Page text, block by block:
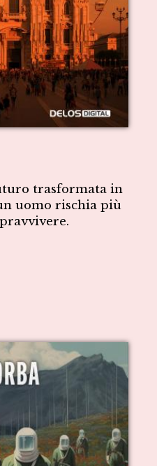
trasformata in
uomo rischia più